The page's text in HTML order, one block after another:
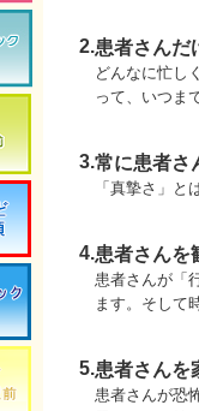
2.患者さんだ
どんなに忙し
って、いつま
3.常に患者さ
「真摯さ」と
4.患者さんを
患者さんが「
ます。そして
5.患者さんを
患者さんが恐